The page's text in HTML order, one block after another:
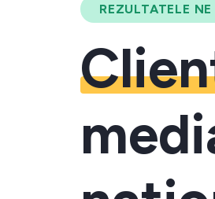
REZULTATELE